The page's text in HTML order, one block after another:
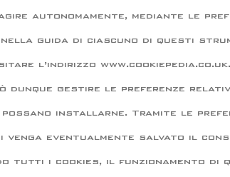
autonomamente, mediante le
guida di ciascuno di questi
l’indirizzo www.cookiepedia.co.uk.
dunque gestire le preferenze
installarne. Tramite le
venga eventualmente salvato il
tutti i cookies, il funzionamento di